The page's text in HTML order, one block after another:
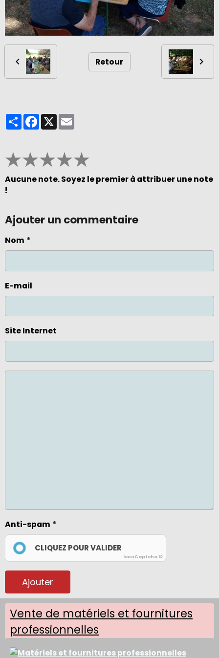
Retour
PartagerFacebook
X
★★★★★
Aucune note. Soyez le premier à attribuer une note
!
Ajouter un commentaire
Nom
E-mail
Site Internet
Anti-spam
CLIQUEZ POUR VALIDER
IconCaptcha ©
Ajouter
Vente de matériels et fournitures
professionnelles